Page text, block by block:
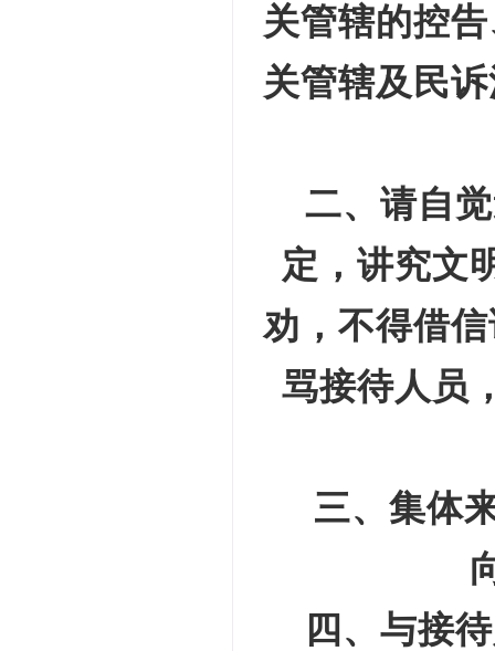
关管辖的控
关管辖及民
二、请自
定，讲究文
劝，不得借
骂接待人员
三、集体
四、与接